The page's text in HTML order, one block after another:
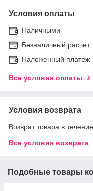
Условия оплаты
Наличными
Безналичный расчет
Наложенный платеж
Все условия оплаты
Условия возврата
Возврат товара в
Все условия возврата
Подобные товары